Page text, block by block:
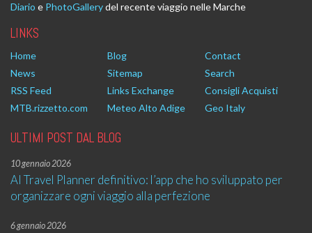
Diario e PhotoGallerydel recente viaggio nelle Marche
LINKS
Home Blog
Contact
News
Sitemap
Search
RSS Feed
Links Exchange
Consigli Acquisti
MTB.rizzetto.com
Meteo Alto Adige Geo Italy
ULTIMI POST DAL BLOG
10 gennaio 2026
AI Travel Planner definitivo: l’app che ho sviluppato per
organizzare ogni viaggio alla perfezione
6 gennaio 2026